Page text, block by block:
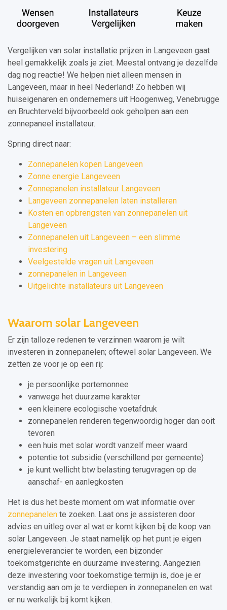
Vergelijken van solar installatie prijzen in Langeveen gaat
heel gemakkelijk zoals je ziet. Meestal ontvang je dezelfde
dag nog reactie! We helpen niet alleen mensen in
Langeveen, maar in heel Nederland! Zo hebben wij
huiseigenaren en ondernemers uit Hoogenweg, Venebrugge
en Bruchterveld bijvoorbeeld ook geholpen aan een
zonnepaneel installateur.
Spring direct naar:
Zonnepanelen kopen Langeveen
Zonne energie Langeveen
Zonnepanelen installateur Langeveen
Langeveen zonnepanelen laten installeren
Kosten en opbrengsten van zonnepanelen uit
Langeveen
Zonnepanelen uit Langeveen – een slimme
investering
Veelgestelde vragen uit Langeveen
zonnepanelen in Langeveen
Uitgelichte installateurs uit Langeveen
Waarom solar Langeveen
Er zijn talloze redenen te verzinnen waarom je wilt
investeren in zonnepanelen; oftewel solar Langeveen. We
zetten ze voor je op een rij:
je persoonlijke portemonnee
vanwege het duurzame karakter
een kleinere ecologische voetafdruk
zonnepanelen renderen tegenwoordig hoger dan ooit
tevoren
een huis met solar wordt vanzelf meer waard
potentie tot subsidie (verschillend per gemeente)
je kunt wellicht btw belasting terugvragen op de
aanschaf- en aanlegkosten
Het is dus het beste moment om wat informatie over
zonnepanelen te zoeken. Laat ons je assisteren door
advies en uitleg over al wat er komt kijken bij de koop van
solar Langeveen. Je staat namelijk op het punt je eigen
energieleverancier te worden, een bijzonder
toekomstgerichte en duurzame investering. Aangezien
deze investering voor toekomstige termijn is, doe je er
verstandig aan om je te verdiepen in zonnepanelen en wat
er nu werkelijk bij komt kijken.